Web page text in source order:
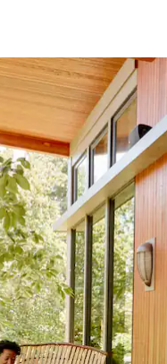
unten oder erkunde die